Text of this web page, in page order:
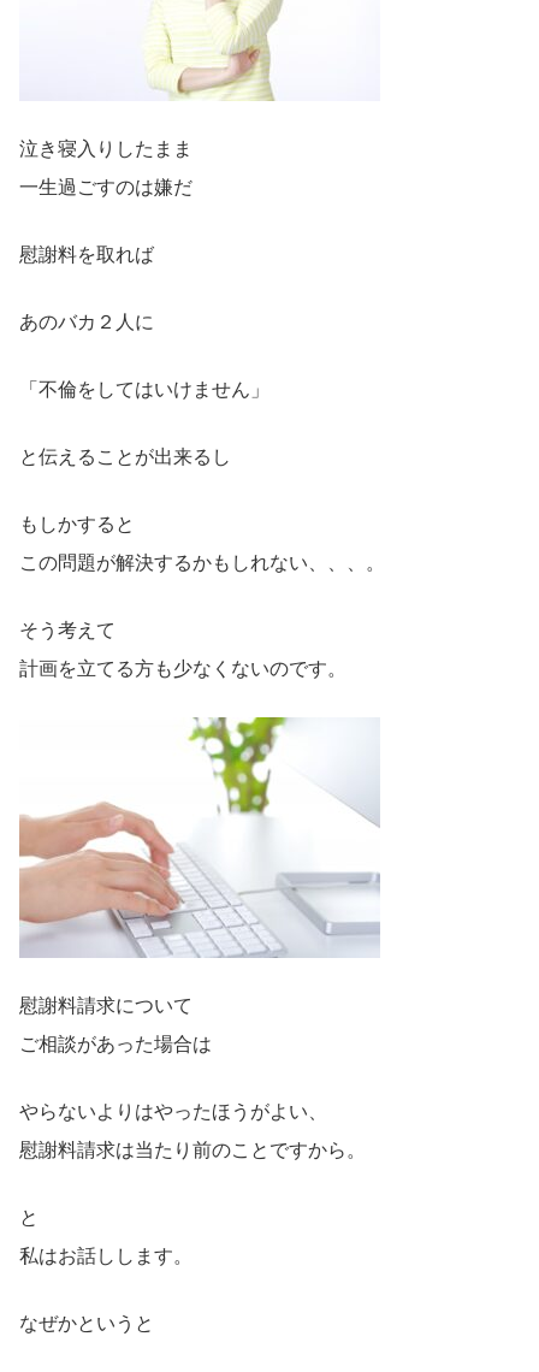
泣き寝入りしたまま
一生過ごすのは嫌だ
慰謝料を取れば
あのバカ２人に
「不倫をしてはいけません」
と伝えることが出来るし
もしかすると
この問題が解決するかもしれない、、、。
そう考えて
計画を立てる方も少なくないのです。
慰謝料請求について
ご相談があった場合は
やらないよりはやったほうがよい、
慰謝料請求は当たり前のことですから。
と
私はお話しします。
なぜかというと